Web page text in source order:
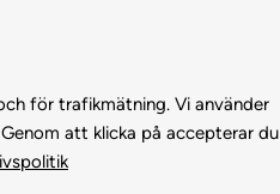
för trafikmätning. Vi använder
att klicka på accepterar du